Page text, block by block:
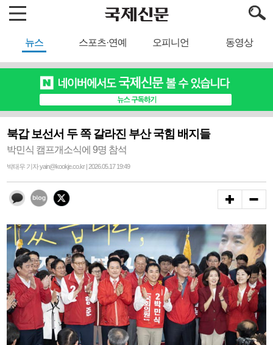
뉴스 스포츠·연예 오피니언 동영상
북갑 보선서 두 쪽 갈라진 부산 국힘 배지들
박민식 캠프개소식에 9명 참석
박태우 기자 yain@kookje.co.kr | 2026.05.17 19:49